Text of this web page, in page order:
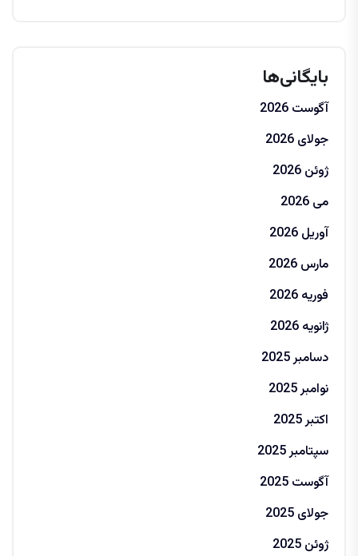
بایگانی‌ها
آگوست 2026
جولای 2026
ژوئن 2026
می 2026
آوریل 2026
مارس 2026
فوریه 2026
ژانویه 2026
دسامبر 2025
نوامبر 2025
اکتبر 2025
سپتامبر 2025
آگوست 2025
جولای 2025
ژوئن 2025